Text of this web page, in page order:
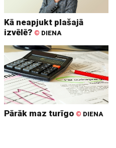
Kā neapjukt plašajā
izvēlē? © DIENA
Pārāk maz turīgo © DIENA